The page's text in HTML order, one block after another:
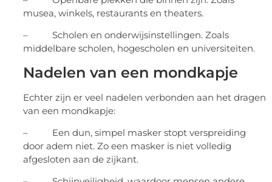
Vanaf 1 december is het verplicht om een mondkapje
te dragen op de volgende plekken:
– Openbare plekken die binnen zijn. Zoals
musea, winkels, restaurants en theaters.
– Scholen en onderwijsinstellingen. Zoals
Nadelen van een mondkapje
Echter zijn er veel nadelen verbonden aan het dragen
van een mondkapje:
– Een dun, simpel masker stopt verspreiding